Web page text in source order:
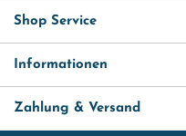
Shop Service
Informationen
Zahlung & Versand